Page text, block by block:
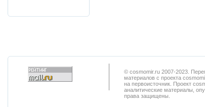
© cosmomir.ru 2007-2023.
материалов с проекта
на первоисточник. Проект
аналитические материалы,
права защищены.